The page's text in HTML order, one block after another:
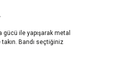
gücü ile yapışarak metal
Bandı seçtiğiniz